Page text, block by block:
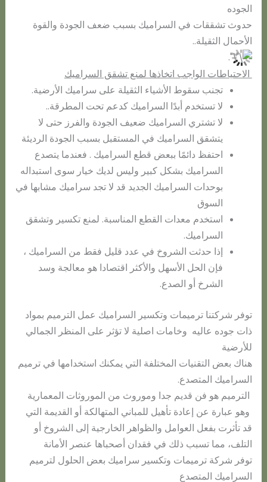
الجوده
حدوث تشققات في السراميك بسبب ضعف الجودة والقوة
الأحمال الثقيلة..
.
الاحتياطات الواجب اتخاذها لمنع تشقق السراميك
تجنب سقوط الأشياء الثقيلة على سراميك الأرضية.
لا تستخدم أبدًا السراميك كدعم تحت المطرقة..
لا تشتري السراميك ضعيف الجودة والفرز حتى لا
يتشقق السراميك في المستقبل بسبب الجودة الرديئة
احتفظ دائمًا ببعض قطع السراميك . فعندما يتصدع
السراميك بشكل كبير وليس لديك خيار سوى استبداله
بوحدات السراميك الجديد قد لا تجد سراميك مشابها في
السوق
استخدم معدات القطع المناسبة. لمنع تكسير وتشقق
السراميك.
إذا حدثت الشروخ في عدد قليل فقط من السراميك ،
فإن الحل الأسهل والأكثر اقتصادا هو معالجة وسد
الشرخ أو الصدع.
توفر شركتنا ترميمات وتكسير السراميك عمل الترميم بمواد
ذات جوده عاليه وخامات اصلية لا تؤثر على المنظر الجمالي
للأرضية
هناك بعض التقنيات المختلفة التي يمكنك استخدامها في ترميم
السراميك المتصدع.
الترميم هو فن قديم جدا وموروث من الموروثات المعمارية
وهو عبارة عن إعادة تأهيل للمباني المتهالكة أو القديمة التي
قد تأثرت بفعل العوامل والظواهر الخارجية إلى الشروخ أو
التلف، مما تسبب ذلك في فقدان أصحباها عنصر الأمانة
توفر شركة ترميمات وتكسير سراميك بعض الحلول لترميم
السراميك المتصدع